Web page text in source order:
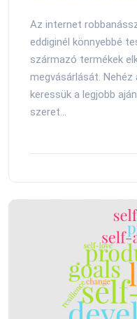
Az internet
eddiginél könnyebbé
származó termékek
megvásárlását. Nehéz
keressük a legjobb
szeret...